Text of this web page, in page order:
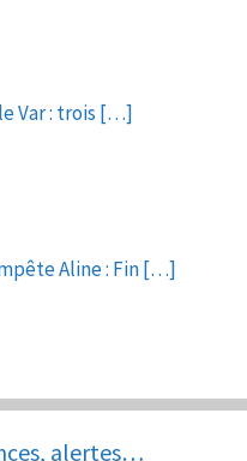
Var : trois […]
Aline : Fin[…]
alertes…